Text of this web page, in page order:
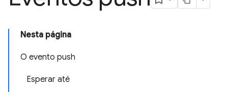
Nesta página
O evento push
Esperar até